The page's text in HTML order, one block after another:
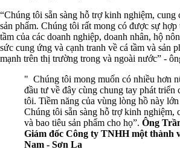
“Chúng tôi sẵn sàng hỗ trợ kinh nghiệm, cung
sản phẩm. Chúng tôi rất mong có được sự hợp
tầm của các doanh nghiệp, doanh nhân, hộ
sức cung ứng và cạnh tranh về cá tầm và sản
mạnh trên thị trường trong và ngoài nước” -
" Chúng tôi mong muốn có nhiều hơn
đầu tư về đây cùng chung tay phát triển
tôi. Tiềm năng của vùng lòng hồ này
Chúng tôi sẵn sàng hỗ trợ kinh nghiệm,
và bao tiêu sản phẩm cho họ”. Ông
Giám đốc Công ty TNHH một thành
Nam - Sơn La